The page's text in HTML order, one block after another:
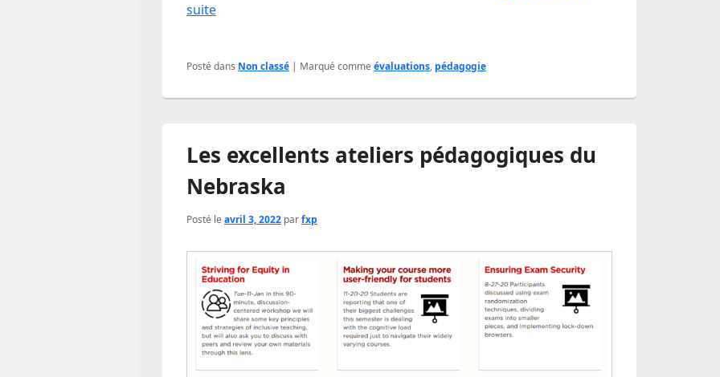
suite
Posté dans Non classé | Marqué comme évaluations, pédagogie
Les excellents ateliers pédagogiques du
Nebraska
Posté le avril 3, 2022 parfxp